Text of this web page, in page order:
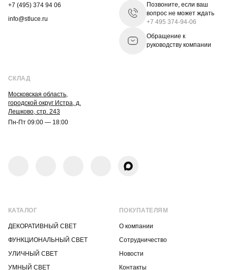
+7 (495) 374 94 06
info@stluce.ru
Позвоните, если ваш
вопрос не может ждать
+7 495 374-94-06
Обращение к
руководству компании
СКЛАД
Московская область,
городской округ Истра, д.
Лешково, стр. 243
Пн-Пт 09:00 — 18:00
КАТАЛОГ
ДЕКОРАТИВНЫЙ СВЕТ
ФУНКЦИОНАЛЬНЫЙ СВЕТ
УЛИЧНЫЙ СВЕТ
УМНЫЙ СВЕТ
ПОКУПАТЕЛЯМ
О компании
Сотрудничество
Новости
Контакты